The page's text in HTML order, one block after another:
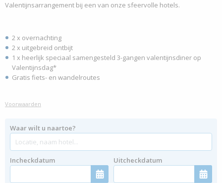
Valentijnsarrangement bij een van onze sfeervolle hotels.
2 x overnachting
2 x uitgebreid ontbijt
1 x heerlijk speciaal samengesteld 3-gangen valentijnsdiner op
Valentijnsdag*
Gratis fiets- en wandelroutes
Voorwaarden
Waar wilt u naartoe?
Incheckdatum Uitcheckdatum